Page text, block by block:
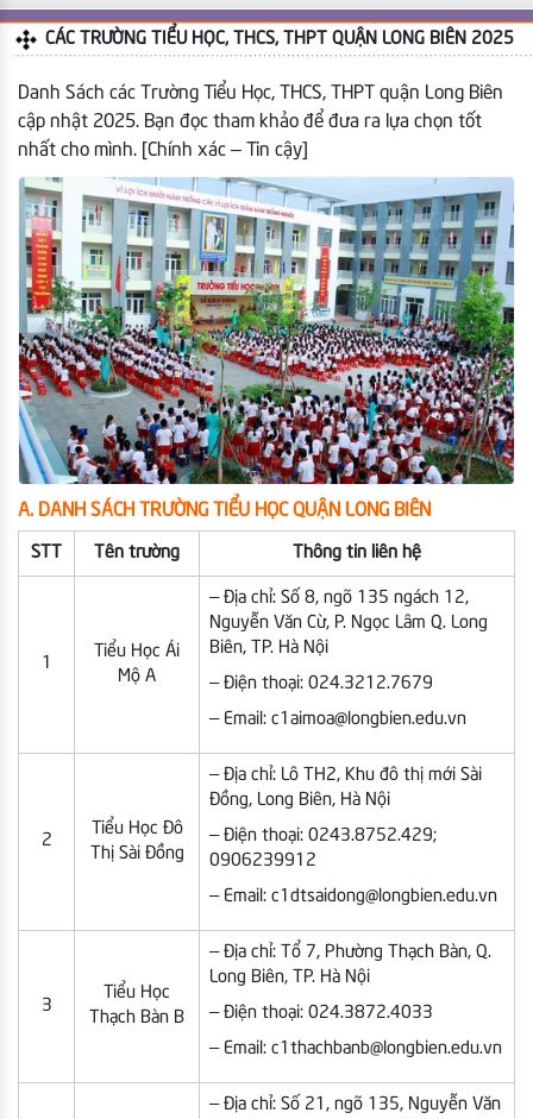
CÁC TRƯỜNG TIỂU HỌC, THCS, THPT QUẬN LONG BIÊN 2025
Danh Sách các Trường Tiểu Học, THCS, THPT quận Long Biên
cập nhật 2025. Bạn đọc tham khảo để đưa ra lựa chọn tốt
nhất cho mình. [Chính xác – Tin cậy]
A. DANH SÁCH TRƯỜNG TIỂU HỌC QUẬN LONG BIÊN
STT Tên trường Thông tin liên hệ
Tiểu Học Ái
Mộ A
– Địa chỉ: Số 8, ngõ 135 ngách 12,
Nguyễn Văn Cừ, P. Ngọc Lâm Q. Long
Biên, TP. Hà Nội
– Điện thoại: 024.3212.7679
– Email: c1aimoa@longbien.edu.vn
2
Tiểu Học Đô
Thị Sài Đồng
– Địa chỉ: Lô TH2, Khu đô thị mới Sài
Đồng, Long Biên, Hà Nội
– Điện thoại: 0243.8752.429;
0906239912
– Email: c1dtsaidong@longbien.edu.vn
3
Tiểu Học
Thạch Bàn B
– Địa chỉ: Tổ 7, Phường Thạch Bàn, Q.
Long Biên, TP. Hà Nội
– Điện thoại: 024.3872.4033
– Email: c1thachbanb@longbien.edu.vn
– Địa chỉ: Số 21, ngõ 135, Nguyễn Văn